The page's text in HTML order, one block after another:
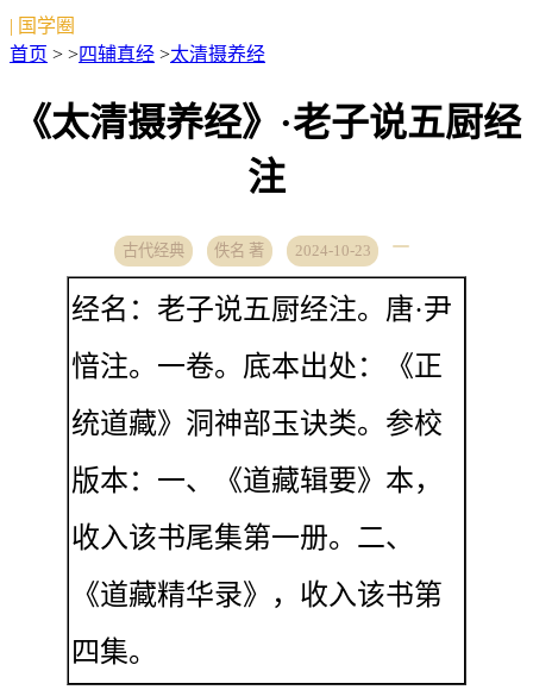
| 国学圈
首页 > >四辅真经 >太清摄养经
《太清摄养经》·老子说五厨经
注
古代经典 佚名 著 2024-10-23
经名：老子说五厨经注。唐·尹
愔注。一卷。底本出处：《正
统道藏》洞神部玉诀类。参校
版本：一、《道藏辑要》本，
收入该书尾集第一册。二、
《道藏精华录》，收入该书第
四集。